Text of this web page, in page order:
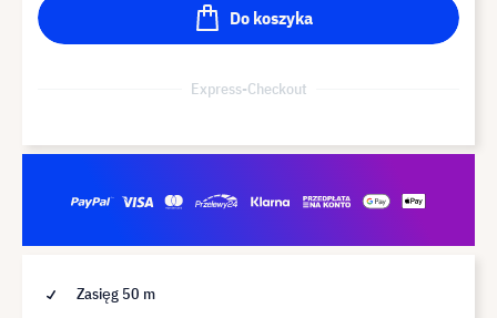
Do koszyka
Express-Checkout
Zasięg 50 m